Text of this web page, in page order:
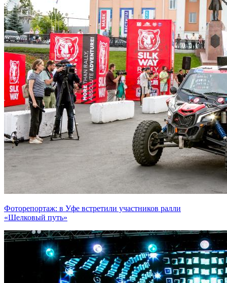
Фоторепортаж: в Уфе встретили участников ралли
«Шелковый путь»